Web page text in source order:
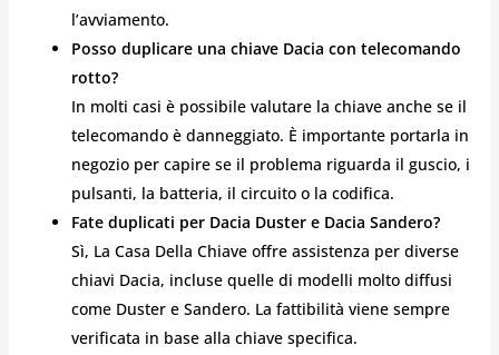
l’avviamento.
Posso duplicare una chiave Dacia con telecomando
rotto?
In molti casi è possibile valutare la chiave anche se il
telecomando è danneggiato. È importante portarla in
negozio per capire se il problema riguarda il guscio, i
pulsanti, la batteria, il circuito o la codifica.
Fate duplicati per Dacia Duster e Dacia Sandero?
Sì, La Casa Della Chiave offre assistenza per diverse
chiavi Dacia, incluse quelle di modelli molto diffusi
come Duster e Sandero. La fattibilità viene sempre
verificata in base alla chiave specifica.